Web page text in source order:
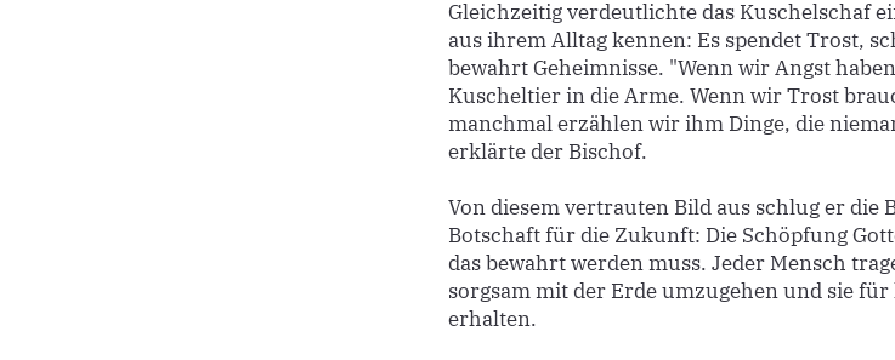
Gleichzeitig verdeutlichte das Kuschelschaf
aus ihrem Alltag kennen: Es spendet Trost,
bewahrt Geheimnisse. "Wenn wir Angst
Kuscheltier in die Arme. Wenn wir Trost
manchmal erzählen wir ihm Dinge, die
erklärte der Bischof.
Von diesem vertrauten Bild aus schlug er die
Botschaft für die Zukunft: Die Schöpfung
das bewahrt werden muss. Jeder Mensch
sorgsam mit der Erde umzugehen und sie
erhalten.